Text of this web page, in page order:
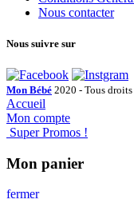
Nous contacter
Nous suivre sur
Mon Bébé 2020 - Tous droits
Accueil
Mon compte
Super Promos !
Mon panier
fermer